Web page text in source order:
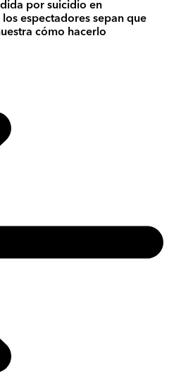
por suicidio en
espectadores sepan que
cómo hacerlo